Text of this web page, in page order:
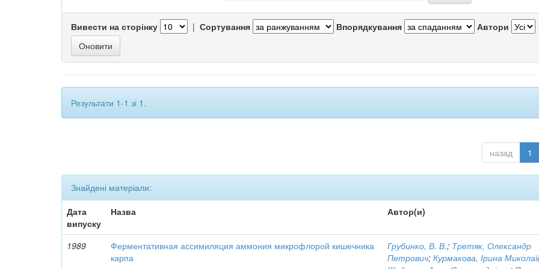
Вивести на сторінку | Сортування Впорядкування Автори
Результати 1-1 зі 1.
назад 1
Знайдені матеріали:
Дата
випуску
Назва Автор(и)
1989
Ферментативная ассимиляция аммония микрофлорой кишечника
карпа
Грубинко, В. В.; Третяк, Олександр
Петрович;Курмакова, Ірина